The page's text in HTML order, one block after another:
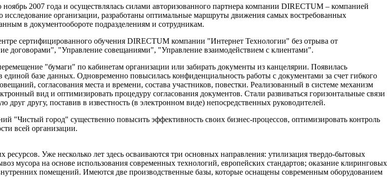
2007 года и осуществлялась силами авторизованного партнера компании DIRECTUM – компанией
организации, разработаны оптимальные маршруты движения самых востребованных
в документообороте подразделениям и сотрудникам.
сертифицированного обучения DIRECTUM компании "Интернет Технологии" без отрыва от
договорами", "Управление совещаниями", "Управление взаимодействием с клиентами".
"бумаги" по кабинетам организации или забирать документы из канцелярии. Появилась
базе данных. Одновременно повысилась конфиденциальность работы с документами за счет гибкого
согласования места и времени, состава участников, повестки. Реализованный в системе механизм
вид и оптимизировать процедуру согласования документов. Стали развиваться горизонтальные связи
другу, поставив в известность (в электронном виде) непосредственных руководителей.
"Чистый город" существенно повысить эффективность своих бизнес-процессов, оптимизировать контроль
всей организации.
Уже несколько лет здесь осваиваются три основных направления: утилизация твердо-бытовых
мусора на основе использования современных технологий, европейских стандартов; оказание клиринговых
помещений. Имеются две производственные базы, которые оснащены современным оборудованием